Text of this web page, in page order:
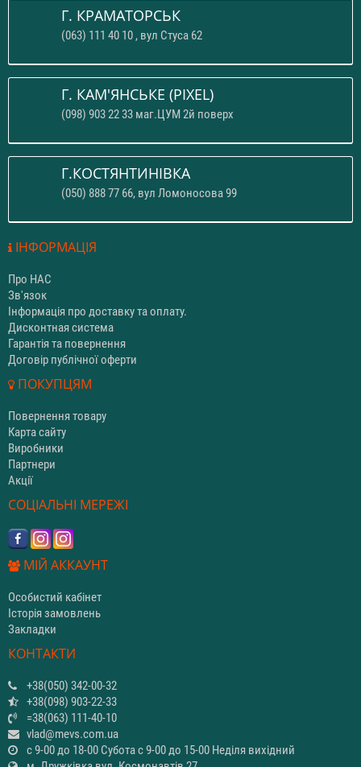
Г. КРАМАТОРСЬК
(063) 111 40 10 , вул Стуса 62
Г. КАМ'ЯНСЬКЕ (PIXEL)
(098) 903 22 33 маг.ЦУМ 2й поверх
Г.КОСТЯНТИНІВКА
(050) 888 77 66, вул Ломоносова 99
ІНФОРМАЦІЯ
Про НАС
Зв'язок
Інформація про доставку та оплату.
Дисконтная система
Гарантія та повернення
Договір публічної оферти
ПОКУПЦЯМ
Повернення товару
Карта сайту
Виробники
Партнери
Акції
СОЦІАЛЬНІ МЕРЕЖІ
МІЙ АККАУНТ
Особистий кабінет
Історія замовлень
Закладки
КОНТАКТИ
+38(050) 342-00-32
+38(098) 903-22-33
=38(063) 111-40-10
vlad@mevs.com.ua
с 9-00 до 18-00 Субота с 9-00 до 15-00 Неділя вихідний